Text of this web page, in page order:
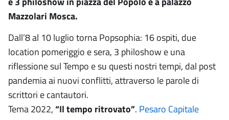
Mazzolari Mosca.
Dall’8 al 10 luglio torna Popsophia: 16 ospiti, due
location pomeriggio e sera, 3 philoshow e una
riflessione sul Tempo e su questi nostri tempi, dal post
pandemia ai nuovi conflitti, attraverso le parole di
scrittori e cantautori.
Tema 2022,“Il tempo ritrovato”. Pesaro Capitale